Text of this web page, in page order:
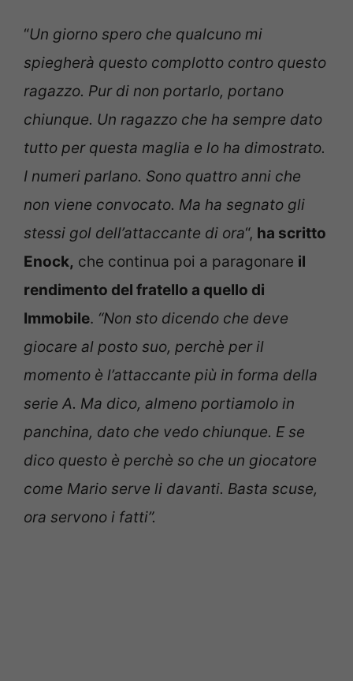
“Un giorno spero che qualcuno mi
spiegherà questo complotto contro questo
ragazzo. Pur di non portarlo, portano
chiunque. Un ragazzo che ha sempre dato
tutto per questa maglia e lo ha dimostrato.
I numeri parlano. Sono quattro anni che
non viene convocato. Ma ha segnato gli
stessi gol dell’attaccante di ora“, ha scritto
Enock, che continua poi a paragonare il
rendimento del fratello a quello di
Immobile. “Non sto dicendo che deve
giocare al posto suo, perchè per il
momento è l’attaccante più in forma della
serie A. Ma dico, almeno portiamolo in
panchina, dato che vedo chiunque. E se
dico questo è perchè so che un giocatore
come Mario serve li davanti. Basta scuse,
ora servono i fatti”.